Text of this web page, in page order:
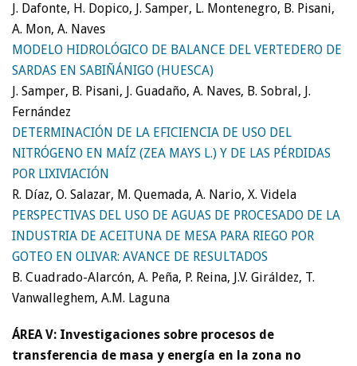
J. Dafonte, H. Dopico, J. Samper, L. Montenegro, B. Pisani,
A. Mon, A. Naves
MODELO HIDROLÓGICO DE BALANCE DEL VERTEDERO DE
SARDAS EN SABIÑÁNIGO (HUESCA)
J. Samper, B. Pisani, J. Guadaño, A. Naves, B. Sobral, J.
Fernández
DETERMINACIÓN DE LA EFICIENCIA DE USO DEL
NITRÓGENO EN MAÍZ (ZEA MAYS L.) Y DE LAS PÉRDIDAS
POR LIXIVIACIÓN
R. Díaz, O. Salazar, M. Quemada, A. Nario, X. Videla
PERSPECTIVAS DEL USO DE AGUAS DE PROCESADO DE LA
INDUSTRIA DE ACEITUNA DE MESA PARA RIEGO POR
GOTEO EN OLIVAR: AVANCE DE RESULTADOS
B. Cuadrado-Alarcón, A. Peña, P. Reina, J.V. Giráldez, T.
Vanwalleghem, A.M. Laguna
ÁREA V: Investigaciones sobre procesos de
transferencia de masa y energía en la zona no